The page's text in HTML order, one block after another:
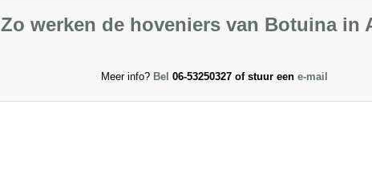
Zo werken de hoveniers van Botuina in
Meer info? Bel 06-53250327 of stuur een e-mail